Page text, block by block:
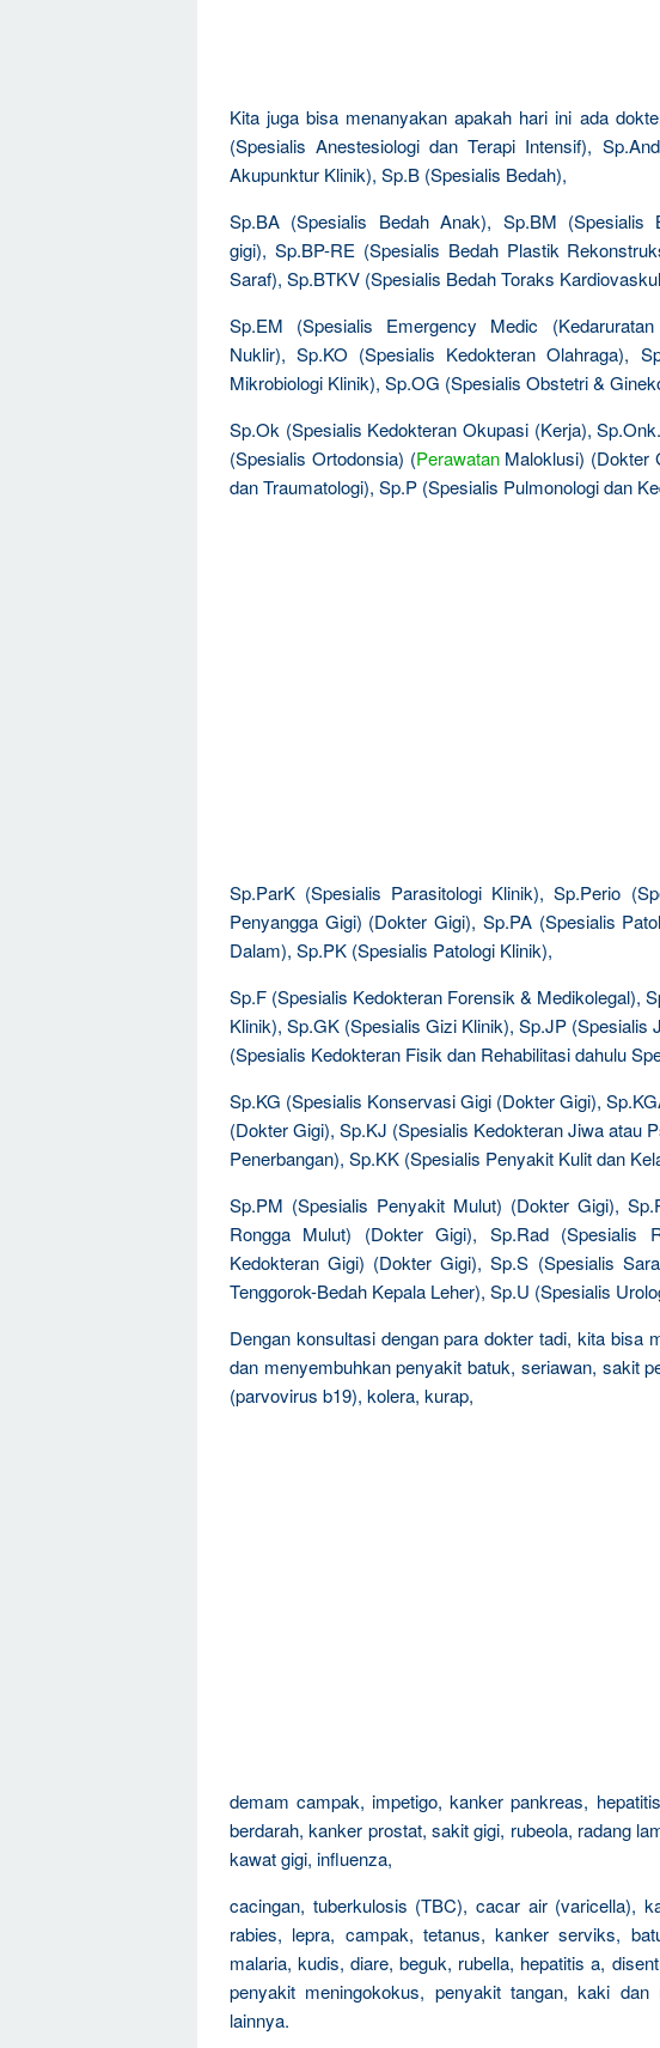
Kita juga bisa menanyakan apakah hari ini ada
(Spesialis Anestesiologi dan Terapi Intensif),
Akupunktur Klinik), Sp.B (Spesialis Bedah),
Sp.BA (Spesialis Bedah Anak), Sp.BM (Spesialis
gigi), Sp.BP-RE (Spesialis Bedah Plastik
Saraf), Sp.BTKV (Spesialis Bedah Toraks
Sp.EM (Spesialis Emergency Medic
Nuklir), Sp.KO (Spesialis Kedokteran Olahraga),
Mikrobiologi Klinik), Sp.OG (Spesialis Obstetri &
Sp.Ok (Spesialis Kedokteran Okupasi (Kerja),
(Spesialis Ortodonsia) (PerawatanMaloklusi) (Dokter
dan Traumatologi), Sp.P (Spesialis Pulmonologi dan
Sp.ParK (Spesialis Parasitologi Klinik), Sp.Perio
Penyangga Gigi) (Dokter Gigi), Sp.PA (Spesialis
Dalam), Sp.PK (Spesialis Patologi Klinik),
Sp.F (Spesialis Kedokteran Forensik & Medikolegal),
Klinik), Sp.GK (Spesialis Gizi Klinik), Sp.JP (Spesialis
(Spesialis Kedokteran Fisik dan Rehabilitasi dahulu
Sp.KG (Spesialis Konservasi Gigi (Dokter Gigi),
(Dokter Gigi), Sp.KJ (Spesialis Kedokteran Jiwa atau
Penerbangan), Sp.KK (Spesialis Penyakit Kulit dan
Sp.PM (Spesialis Penyakit Mulut) (Dokter Gigi),
Rongga Mulut) (Dokter Gigi), Sp.Rad (Spesialis
Kedokteran Gigi) (Dokter Gigi), Sp.S (Spesialis
Tenggorok-Bedah Kepala Leher), Sp.U (Spesialis
Dengan konsultasi dengan para dokter tadi, kita bisa
dan menyembuhkan penyakit batuk, seriawan, sakit
(parvovirus b19), kolera, kurap,
demam campak, impetigo, kanker pankreas,
berdarah, kanker prostat, sakit gigi, rubeola, radang
kawat gigi, influenza,
cacingan, tuberkulosis (TBC), cacar air (varicella),
rabies, lepra, campak, tetanus, kanker serviks,
malaria, kudis, diare, beguk, rubella, hepatitis a,
penyakit meningokokus, penyakit tangan, kaki
lainnya.